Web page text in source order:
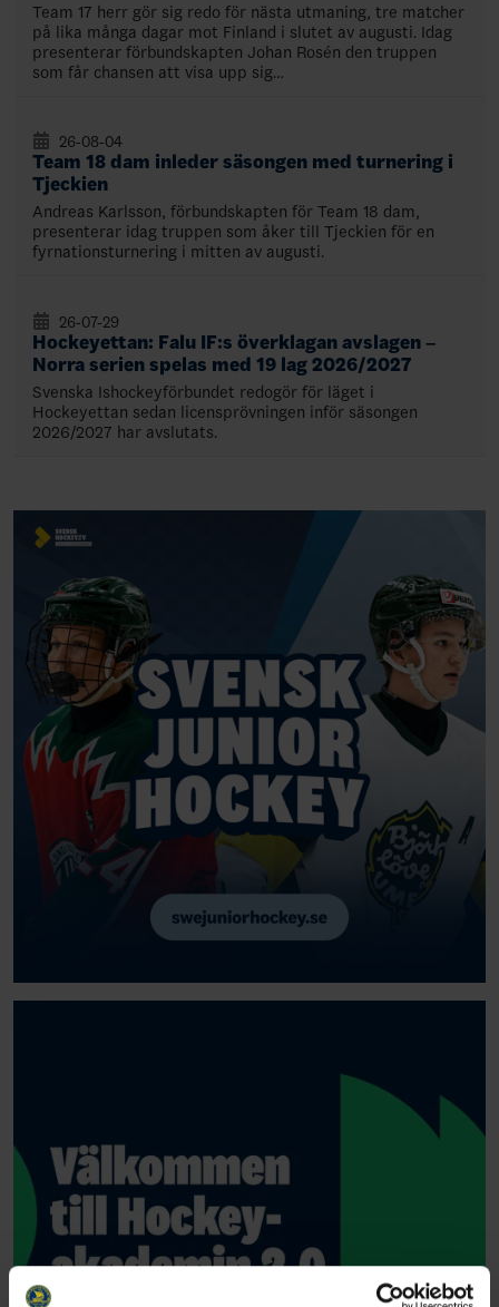
Team 17 herr gör sig redo för nästa utmaning, tre matcher
på lika många dagar mot Finland i slutet av augusti. Idag
presenterar förbundskapten Johan Rosén den truppen
som får chansen att visa upp sig…
Team 18 dam inleder säsongen med turnering i
Tjeckien
26-08-04
Andreas Karlsson, förbundskapten för Team 18 dam,
presenterar idag truppen som åker till Tjeckien för en
fyrnationsturnering i mitten av augusti.
Hockeyettan: Falu IF:s överklagan avslagen –
Norra serien spelas med 19 lag 2026/2027
26-07-29
Svenska Ishockeyförbundet redogör för läget i
Hockeyettan sedan licensprövningen inför säsongen
2026/2027 har avslutats.